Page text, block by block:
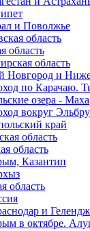
и Поволжье
область
область
область
и
по Карачаю.
озера -
вокруг
край
область
область
Казантип
область
и
в октябре.